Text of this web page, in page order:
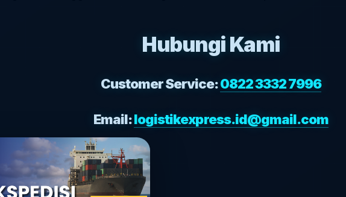
Hubungi Kami
Customer Service:0822 3332 7996
Email:logistikexpress.id@gmail.com